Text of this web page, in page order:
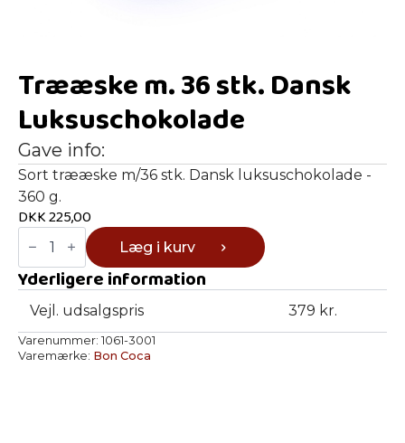
Trææske m. 36 stk. Dansk
Luksuschokolade
Gave info:
Sort trææske m/36 stk. Dansk luksuschokolade -
360 g.
DKK225,00
Trææske
m.
36
stk.
Dansk
Luksuschokolade
antal
Læg i kurv
Yderligere information
Vejl. udsalgspris 379 kr.
Varenummer: 1061-3001
Varemærke: Bon Coca